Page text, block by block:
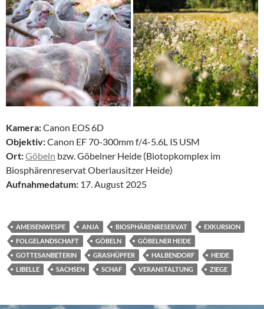
Kamera:Canon EOS 6D
Objektiv:Canon EF 70-300mm f/4-5.6L IS USM
Ort:Göbeln bzw. Göbelner Heide (Biotopkomplex im
Biosphärenreservat Oberlausitzer Heide)
Aufnahmedatum: 17. August 2025
AMEISENWESPE ANJA BIOSPHÄRENRESERVAT
EXKURSION
FOLGELANDSCHAFT
GÖBELN
GÖBELNER HEIDE
GOTTESANBETERIN
GRASHÜPFER HALBENDORF
HEIDE
LIBELLE
SACHSEN SCHAF VERANSTALTUNG ZIEGE